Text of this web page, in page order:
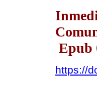
Epub
https://